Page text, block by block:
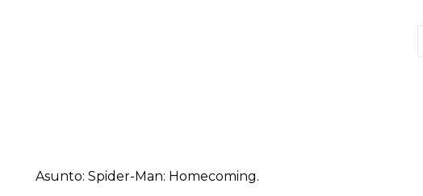
Asunto: Spider-Man: Homecoming.